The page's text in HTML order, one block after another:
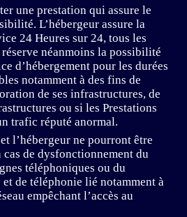
une prestation qui assure le
L’hébergeur assure la
24 Heures sur 24, tous les
néanmoins la possibilité
d’hébergement pour les durées
notamment à des fins de
de ses infrastructures, de
ou si les Prestations
trafic réputé anormal.
l’hébergeur ne pourront être
cas de dysfonctionnement du
téléphoniques ou du
de téléphonie lié notamment à
empêchant l’accès au